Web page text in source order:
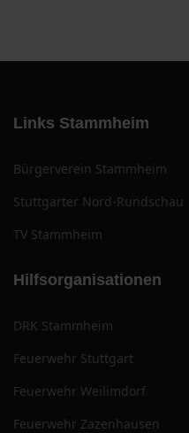
Links Stammheim
Bürgerverein Stammheim
Stuttgarter Nord-Rundschau
TV Stammheim
Hilfsorganisationen
DRK Stammheim
Feuerwehr Stuttgart
Feuerwehr Weilimdorf
Feuerwehr Zazenhausen